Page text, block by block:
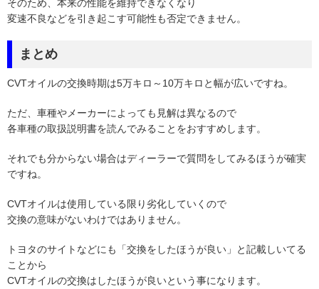
そのため、本来の性能を維持できなくなり
変速不良などを引き起こす可能性も否定できません。
まとめ
CVTオイルの交換時期は5万キロ～10万キロと幅が広いですね。
ただ、車種やメーカーによっても見解は異なるので
各車種の取扱説明書を読んでみることをおすすめします。
それでも分からない場合はディーラーで質問をしてみるほうが確実
ですね。
CVTオイルは使用している限り劣化していくので
交換の意味がないわけではありません。
トヨタのサイトなどにも「交換をしたほうが良い」と記載しいてる
ことから
CVTオイルの交換はしたほうが良いという事になります。